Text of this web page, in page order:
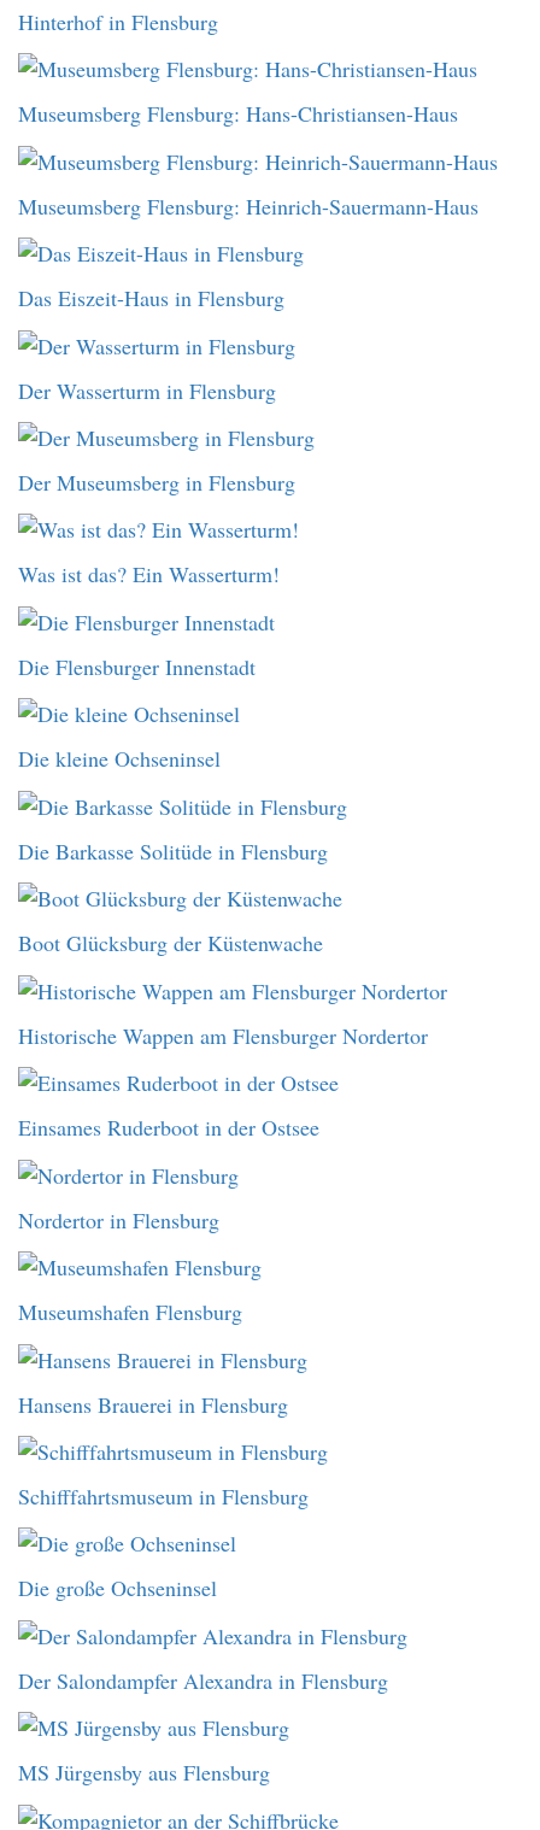
Hinterhof in Flensburg
Museumsberg Flensburg: Hans-Christiansen-Haus
Museumsberg Flensburg: Heinrich-Sauermann-Haus
Das Eiszeit-Haus in Flensburg
Der Wasserturm in Flensburg
Der Museumsberg in Flensburg
Was ist das? Ein Wasserturm!
Die Flensburger Innenstadt
Die kleine Ochseninsel
Die Barkasse Solitüde in Flensburg
Boot Glücksburg der Küstenwache
Historische Wappen am Flensburger Nordertor
Einsames Ruderboot in der Ostsee
Nordertor in Flensburg
Museumshafen Flensburg
Hansens Brauerei in Flensburg
Schifffahrtsmuseum in Flensburg
Die große Ochseninsel
Der Salondampfer Alexandra in Flensburg
MS Jürgensby aus Flensburg